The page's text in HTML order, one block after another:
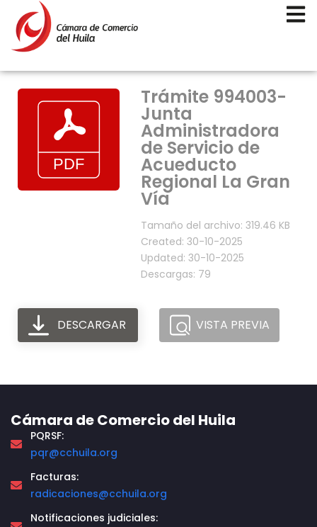
Trámite 994003-
Junta
Administradora
de Servicio de
Acueducto
Regional La Gran
Vía
Tamaño del archivo: 319.46 KB
Created: 30-10-2025
Updated: 30-10-2025
Descargas: 79
DESCARGAR VISTA PREVIA
Cámara de Comercio del Huila
PQRSF:
pqr@cchuila.org
Facturas:
radicaciones@cchuila.org
Notificaciones judiciales: